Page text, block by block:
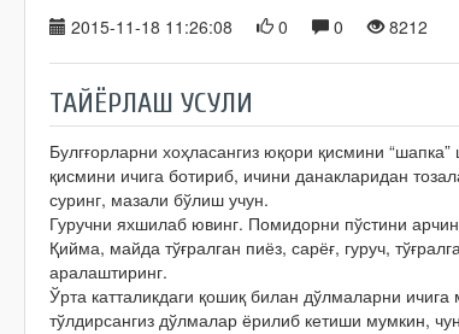
2015-11-18 11:26:08 0 0 8212
ТАЙЁРЛАШ УСУЛИ
Булгғорларни хоҳласангиз юқори қисмини
қисмини ичига ботириб, ичини данакларидан
суринг, мазали бўлиш учун.
Гуручни яхшилаб ювинг. Помидорни пўстини
Қийма, майда тўғралган пиёз, сарёғ, гуруч,
аралаштиринг.
Ўрта катталикдаги қошиқ билан дўлмаларни
тўлдирсангиз дўлмалар ёрилиб кетиши мумкин,